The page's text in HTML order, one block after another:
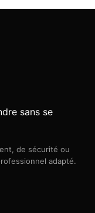
sans se
de sécurité ou
adapté.